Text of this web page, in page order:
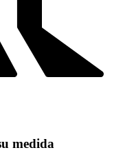
medida